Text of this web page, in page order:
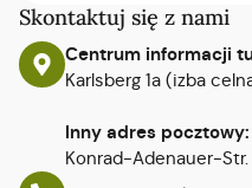
Skontaktuj się z nami
Centrum informacji
Karlsberg 1a (izba
Inny adres pocztowy:
Konrad-Adenauer-Str.